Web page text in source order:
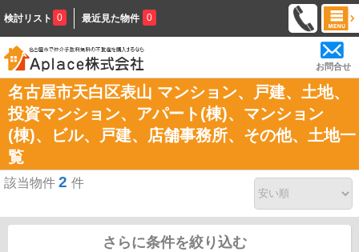
検討リスト 0 最近見た物件 0
お問合せ
名古屋市天白区表山 マンション、戸建、土地、
投資マンション、アパート(棟)、マンション
(棟)、ビル、戸建、店舗事務所、その他、土地一
覧
該当物件 2 件
さらに条件を絞り込む